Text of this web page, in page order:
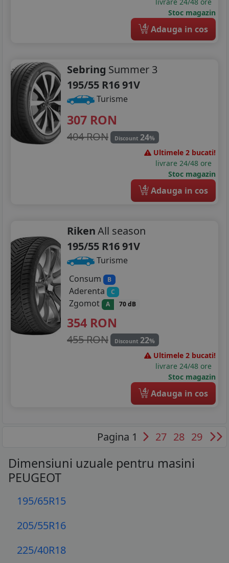
Stoc magazin
4 Adauga in cos
Sebring Summer 3
195/55 R16 91V
Turisme
307 RON
404 RON Discount 24%
Ultimele 2 bucati!
livrare 24/48 ore
Stoc magazin
4 Adauga in cos
RikenAll season
195/55 R16 91V
Turisme
Consum
B
Aderenta C
Zgomot A 70 dB
354 RON
455 RON Discount 22%
Ultimele 2 bucati!
livrare 24/48 ore
Stoc magazin
4 Adauga in cos
Pagina 1 27 28 29
Dimensiuni uzuale pentru masini
PEUGEOT
195/65R15
205/55R16
225/40R18